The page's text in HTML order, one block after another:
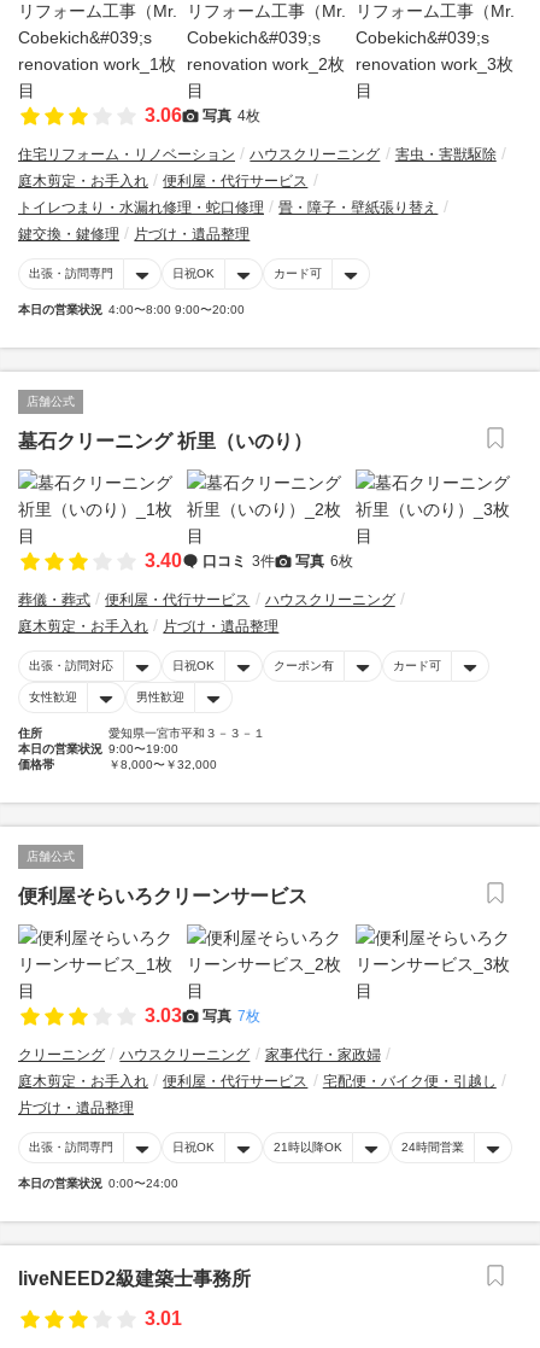
3.06 写真 4枚
住宅リフォーム・リノベーション ハウスクリーニング
害虫・害獣駆除
庭木剪定・お手入れ
便利屋・代行サービス
トイレつまり・水漏れ修理・蛇口修理
畳・障子・壁紙張り替え
鍵交換・鍵修理
片づけ・遺品整理
出張・訪問専門 日祝OK カード可
本日の営業状況 4:00〜8:00 9:00〜20:00
店舗公式
墓石クリーニング 祈里（いのり）
3.40 口コミ 3件 写真 6枚
葬儀・葬式 便利屋・代行サービス
ハウスクリーニング
庭木剪定・お手入れ
片づけ・遺品整理
出張・訪問対応 日祝OK クーポン有 カード可
女性歓迎 男性歓迎
住所
愛知県一宮市平和３－３－１
本日の営業状況 9:00〜19:00
価格帯
￥8,000〜￥32,000
店舗公式
便利屋そらいろクリーンサービス
3.03 写真 7枚
クリーニング ハウスクリーニング
家事代行・家政婦
庭木剪定・お手入れ
便利屋・代行サービス
宅配便・バイク便・引越し
片づけ・遺品整理
出張・訪問専門 日祝OK 21時以降OK 24時間営業
本日の営業状況 0:00〜24:00
liveNEED2級建築士事務所
3.01